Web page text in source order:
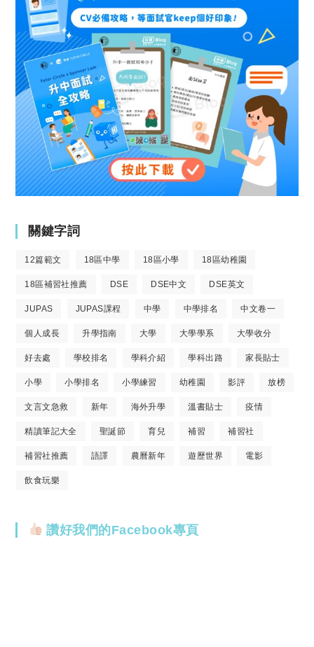
關鍵字詞
12篇範文 18區中學 18區小學 18區幼稚園
18區補習社推薦 DSE DSE中文 DSE英文
JUPAS JUPAS課程 中學 中學排名 中文卷一
個人成長 升學指南 大學 大學學系 大學收分
好去處 學校排名 學科介紹 學科出路 家長貼士
小學 小學排名 小學練習 幼稚園 影評 放榜
文言文急救 新年 海外升學 溫書貼士 疫情
精讀筆記大全 聖誕節 育兒 補習 補習社
補習社推薦 語譯 農曆新年 遊歷世界 電影
飲食玩樂
讚好我們的Facebook專頁